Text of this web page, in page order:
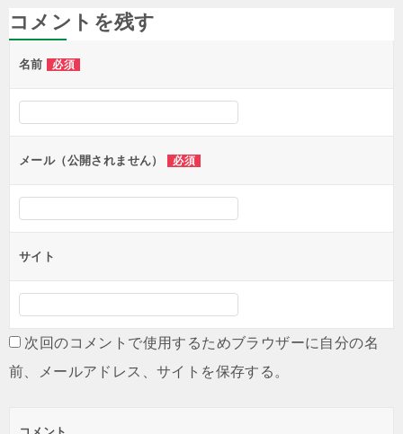
ナ
ビ
ゲ
ー
ョ
ン
コメントを残す
名前 必須
メール（公開されません） 必須
サイト
次回のコメントで使用するためブラウザーに自分の名
前、メールアドレス、サイトを保存する。